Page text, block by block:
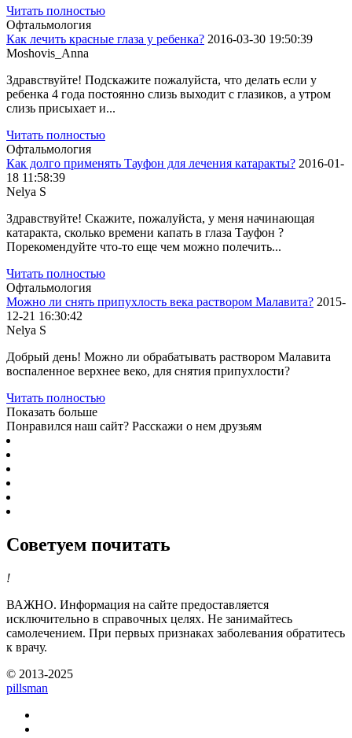
Читать полностью
Офтальмология
Как лечить красные глаза у ребенка? 2016-03-30 19:50:39
Moshovis_Anna
Здравствуйте! Подскажите пожалуйста, что делать если у
ребенка 4 года постоянно слизь выходит с глазиков, а утром
слизь присыхает и...
Читать полностью
Офтальмология
Как долго применять Тауфон для лечения катаракты? 2016-01-
18 11:58:39
Nelya S
Здравствуйте! Скажите, пожалуйста, у меня начинающая
катаракта, сколько времени капать в глаза Тауфон ?
Порекомендуйте что-то еще чем можно полечить...
Читать полностью
Офтальмология
Можно ли снять припухлость века раствором Малавита? 2015-
12-21 16:30:42
Nelya S
Добрый день! Можно ли обрабатывать раствором Малавита
воспаленное верхнее веко, для снятия припухлости?
Читать полностью
Показать больше
Понравился наш сайт? Расскажи о нем друзьям
Советуем почитать
!
ВАЖНО. Информация на сайте предоставляется
исключительно в справочных целях. Не занимайтесь
самолечением. При первых признаках заболевания обратитесь
к врачу.
© 2013-2025
pillsman